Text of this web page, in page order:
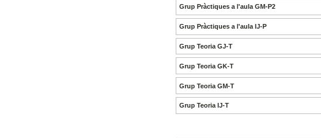
Grup Pràctiques a l'aula GM-P2
Grup Pràctiques a l'aula IJ-P
Grup Teoria GJ-T
Grup Teoria GK-T
Grup Teoria GM-T
Grup Teoria IJ-T